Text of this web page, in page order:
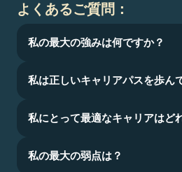
よくあるご質問：
私の最大の強みは何ですか？
私は正しいキャリアパスを歩ん
私にとって最適なキャリアはど
私の最大の弱点は？